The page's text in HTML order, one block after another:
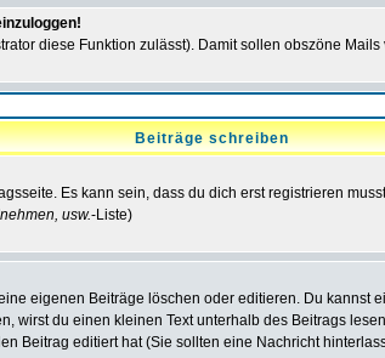
diese Funktion zulässt). Damit sollen obszöne
Beiträge schreiben
Es kann sein, dass du dich erst registrieren
usw.-Liste)
eigenen Beiträge löschen oder editieren. Du
du einen kleinen Text unterhalb des Beitrags
Beitrag editiert hat (Sie sollten eine Nachricht